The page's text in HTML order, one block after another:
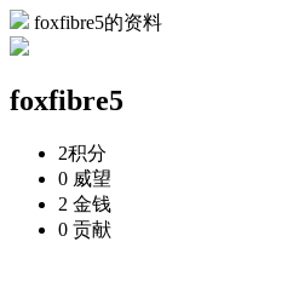
foxfibre5的资料
foxfibre5
2积分
0 威望
2 金钱
0 贡献